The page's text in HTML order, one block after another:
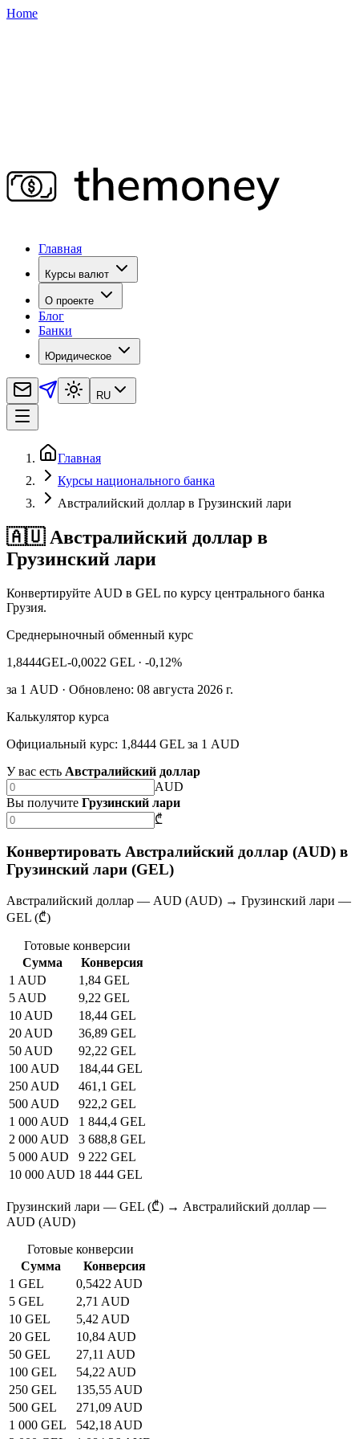
Home
Главная
Курсы валют
О проекте
Блог
Банки
Юридическое
RU
Главная
Курсы национального банка
Австралийский доллар в Грузинский лари
🇦🇺 Австралийский доллар в
Грузинский лари
Конвертируйте AUD в GEL по курсу центрального банка
Грузия.
Среднерыночный обменный курс
1,8444GEL-0,0022 GEL · -0,12%
за 1 AUD · Обновлено: 08 августа 2026 г.
Калькулятор курса
Официальный курс: 1,8444 GEL за 1 AUD
У вас есть Австралийский доллар
AUD
Вы получите Грузинский лари
₾
Конвертировать Австралийский доллар (AUD) в
Грузинский лари (GEL)
Австралийский доллар — AUD (AUD) → Грузинский лари —
GEL (₾)
Готовые конверсии
Сумма
Конверсия
1 AUD
1,84 GEL
5 AUD
9,22 GEL
10 AUD
18,44 GEL
20 AUD
36,89 GEL
50 AUD
92,22 GEL
100 AUD
184,44 GEL
250 AUD
461,1 GEL
500 AUD
922,2 GEL
1 000 AUD
1 844,4 GEL
2 000 AUD
3 688,8 GEL
5 000 AUD
9 222 GEL
10 000 AUD 18 444 GEL
Грузинский лари — GEL (₾) → Австралийский доллар —
AUD (AUD)
Готовые конверсии
Сумма
Конверсия
1 GEL
0,5422 AUD
5 GEL
2,71 AUD
10 GEL
5,42 AUD
20 GEL
10,84 AUD
50 GEL
27,11 AUD
100 GEL
54,22 AUD
250 GEL
135,55 AUD
500 GEL
271,09 AUD
1 000 GEL
542,18 AUD